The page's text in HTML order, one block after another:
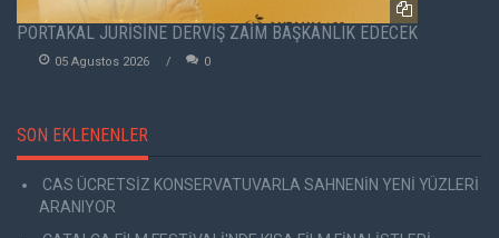
PORTAKAL JÜRİSİNE DERVİŞ ZAİM BAŞKANLIK EDECEK
05 Agustos 2026 0
SON EKLENENLER
CAS ÜCRETSİZ KONSERVATUVARLA SAHNENİN YENİ YÜZLERİ
ARANIYOR